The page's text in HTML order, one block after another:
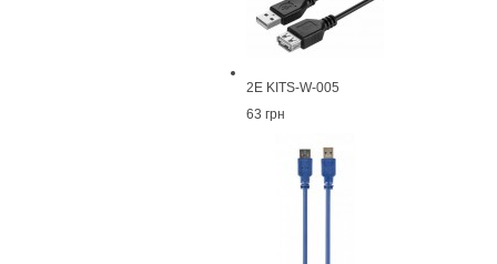
2E KITS-W-005
63 грн